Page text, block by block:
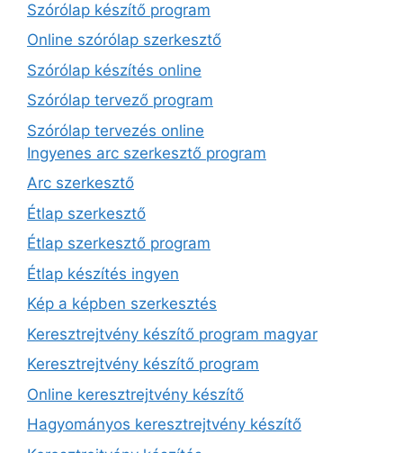
Szórólap készítő program
Online szórólap szerkesztő
Szórólap készítés online
Szórólap tervező program
Szórólap tervezés online
Ingyenes arc szerkesztő program
Arc szerkesztő
Étlap szerkesztő
Étlap szerkesztő program
Étlap készítés ingyen
Kép a képben szerkesztés
Keresztrejtvény készítő program magyar
Keresztrejtvény készítő program
Online keresztrejtvény készítő
Hagyományos keresztrejtvény készítő